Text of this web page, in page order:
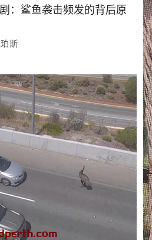
：鲨鱼袭击频发的背后原
斯